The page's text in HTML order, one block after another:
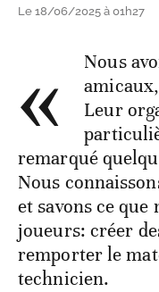
Le 18/06/2025 à 01h27
«
Nous
Leur
remarqué
Nous
et savons ce que
joueurs: créer
remporter le
technicien.